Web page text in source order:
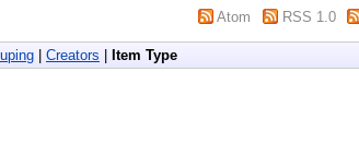
Atom RSS 1.0
Creators Item Type